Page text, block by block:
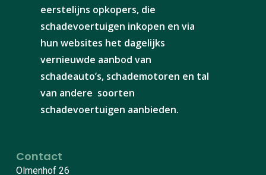
eerstelijns opkopers, die
schadevoertuigen inkopen en via
hun websites het dagelijks
vernieuwde aanbod van
schadeauto’s, schademotoren en tal
van andere soorten
schadevoertuigen aanbieden.
Contact
Olmenhof 26